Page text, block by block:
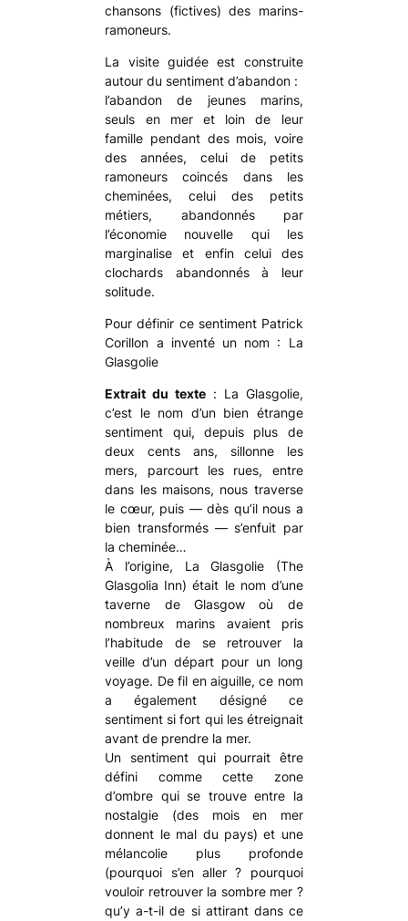
chansons (fictives) des marins-
ramoneurs.
La visite guidée est construite
autour du sentiment d’abandon :
l’abandon de jeunes marins,
seuls en mer et loin de leur
famille pendant des mois, voire
des années, celui de petits
ramoneurs coincés dans les
cheminées, celui des petits
métiers, abandonnés par
l’économie nouvelle qui les
marginalise et enfin celui des
clochards abandonnés à leur
solitude.
Pour définir ce sentiment Patrick
Corillon a inventé un nom : La
Glasgolie
Extrait du texte : La Glasgolie,
c’est le nom d’un bien étrange
sentiment qui, depuis plus de
deux cents ans, sillonne les
mers, parcourt les rues, entre
dans les maisons, nous traverse
le cœur, puis — dès qu’il nous a
bien transformés — s’enfuit par
la cheminée…
À l’origine, La Glasgolie (The
Glasgolia Inn) était le nom d’une
taverne de Glasgow où de
nombreux marins avaient pris
l’habitude de se retrouver la
veille d’un départ pour un long
voyage. De fil en aiguille, ce nom
a également désigné ce
sentiment si fort qui les étreignait
avant de prendre la mer.
Un sentiment qui pourrait être
défini comme cette zone
d’ombre qui se trouve entre la
nostalgie (des mois en mer
donnent le mal du pays) et une
mélancolie plus profonde
(pourquoi s’en aller ? pourquoi
vouloir retrouver la sombre mer ?
qu’y a-t-il de si attirant dans ce